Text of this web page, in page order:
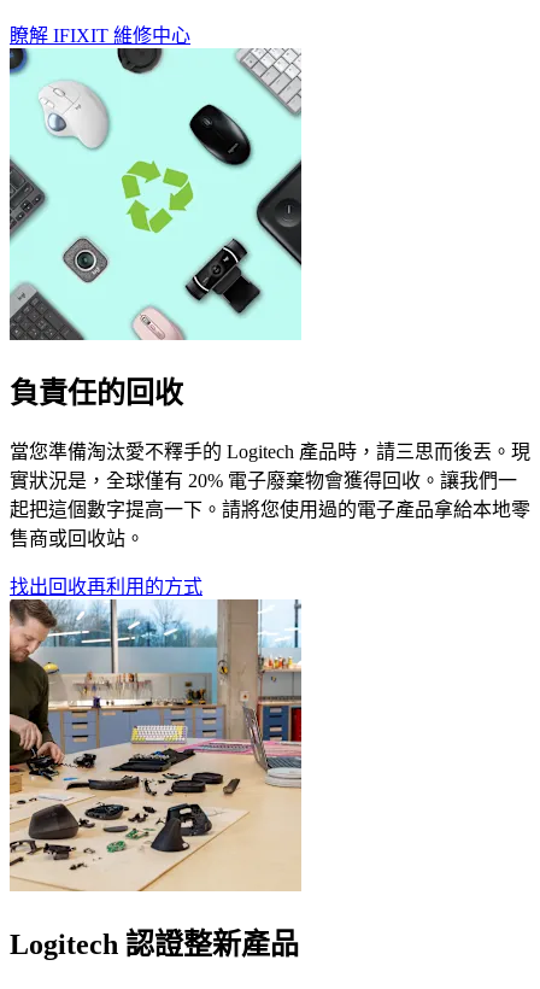
瞭解 IFIXIT 維修中心
負責任的回收
當您準備淘汰愛不釋手的 Logitech 產品時，請三思而後丟。現
實狀況是，全球僅有 20% 電子廢棄物會獲得回收。讓我們一
起把這個數字提高一下。請將您使用過的電子產品拿給本地零
售商或回收站。
找出回收再利用的方式
Logitech 認證整新產品